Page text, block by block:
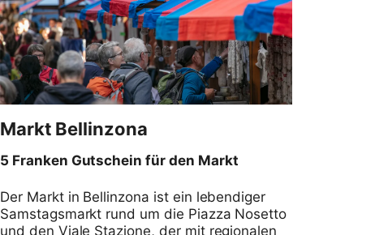
Markt Bellinzona
5 Franken Gutschein für den Markt
Der Markt in Bellinzona ist ein lebendiger
Samstagsmarkt rund um die Piazza Nosetto
und den Viale Stazione, der mit regionalen